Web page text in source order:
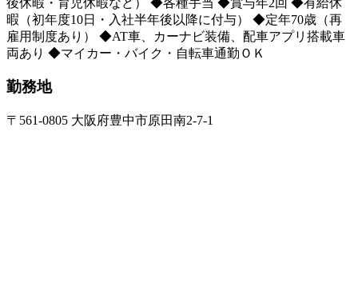
暇（初年度10日・入社半年後以降に付与） ◆定年70歳（再
雇用制度あり） ◆AT車、カーナビ装備、配車アプリ搭載車
両あり ◆マイカー・バイク・自転車通勤ＯＫ
勤務地
〒561-0805 大阪府豊中市原田南2-7-1